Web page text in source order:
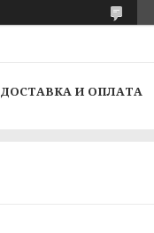
ДОСТАВКА И ОПЛАТА